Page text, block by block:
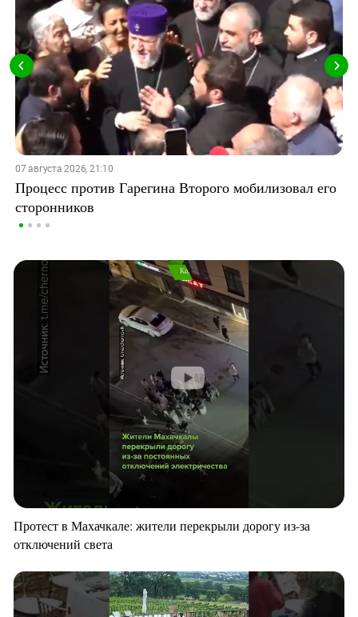
07 августа 2026, 21:10
Процесс против Гарегина Второго мобилизовал его
сторонников
Протест в Махачкале: жители перекрыли дорогу из-за
отключений света